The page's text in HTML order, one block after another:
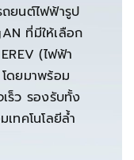
ยนต์ไฟฟ้ารูป
ที่มีให้เลือก
(ไฟฟ้า
ดยมาพร้อม
ร็ว รองรับทั้ง
ทคโนโลยีล้ำ